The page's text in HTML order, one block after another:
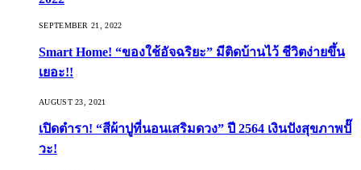
SEPTEMBER 21, 2022
Smart Home! “ของใช้อัจฉริยะ” มีติดบ้านไว้ ชีวิตง่ายขึ้น
เยอะ!!
AUGUST 23, 2021
เปิดตำรา! “สีผ้าปูที่นอนเสริมดวง” ปี 2564 เงินปังสุขภาพปั๊
วะ!